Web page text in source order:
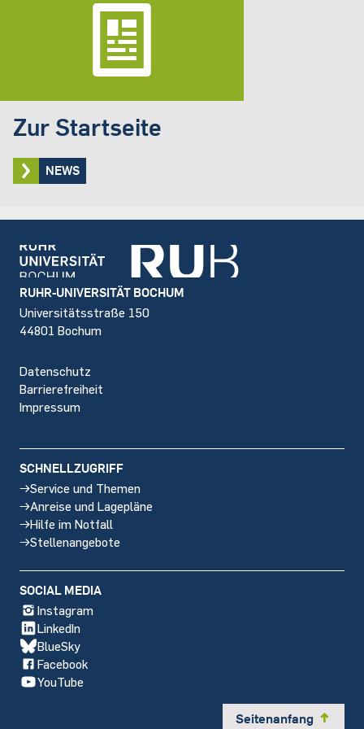
Zur Startseite
NEWS
Footer
RUHR-UNIVERSITÄT BOCHUM
Universitätsstraße 150
44801 Bochum
Datenschutz
Barrierefreiheit
Impressum
SCHNELLZUGRIFF
Service und Themen
Anreise und Lagepläne
Hilfe im Notfall
Stellenangebote
SOCIAL MEDIA
Instagram
LinkedIn
BlueSky
Facebook
YouTube
Seitenanfang y